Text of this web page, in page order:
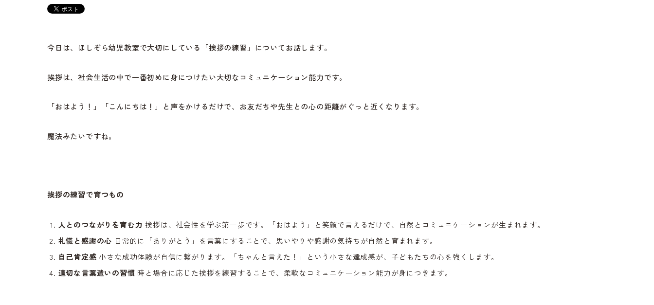
今日は、ほしぞら幼児教室で大切にしている「挨拶の練習」についてお話します。
挨拶は、社会生活の中で一番初めに身につけたい大切なコミュニケーション能力です。
「おはよう！」「こんにちは！」と声をかけるだけで、お友だちや先生との心の距離がぐっと近くなります。
魔法みたいですね。
挨拶の練習で育つもの
人とのつながりを育む力 挨拶は、社会性を学ぶ第一歩です。「おはよう」と笑顔で言えるだけで、自然とコミュニケーションが生まれます。
礼儀と感謝の心 日常的に「ありがとう」を言葉にすることで、思いやりや感謝の気持ちが自然と育まれます。
自己肯定感 小さな成功体験が自信に繋がります。「ちゃんと言えた！」という小さな達成感が、子どもたちの心を強くします。
適切な言葉遣いの習慣 時と場合に応じた挨拶を練習することで、柔軟なコミュニケーション能力が身につきます。